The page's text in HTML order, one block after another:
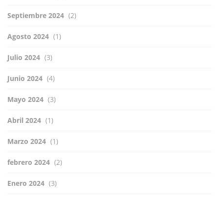
Septiembre 2024 (2)
Agosto 2024 (1)
Julio 2024 (3)
Junio 2024 (4)
Mayo 2024 (3)
Abril 2024 (1)
Marzo 2024 (1)
febrero 2024 (2)
Enero 2024 (3)